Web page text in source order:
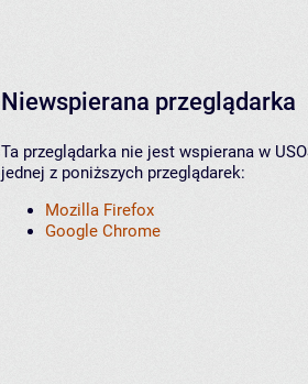
Niewspierana przeglądarka
Ta przeglądarka nie jest wspierana w
jednej z poniższych przeglądarek:
Mozilla Firefox
Google Chrome